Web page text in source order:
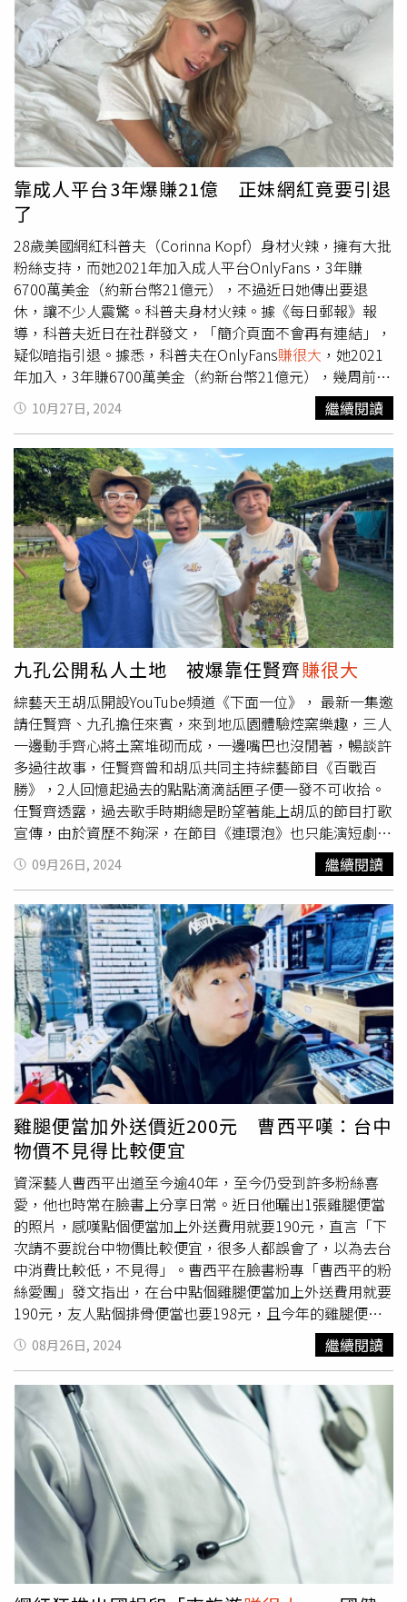
1999年成立，主要業務為汽機車貸款等。去年「山道猴子
的一生」影片掀起「先買後付」年輕人揹債，立委點名台股
上市的三家融資租賃公司中租-KY、和潤企業及裕融，而被
外界稱為「薯條三兄弟」。此外，還有另一家上市的租賃公
司日盛台駿（6958）。新青安炒熱房市引發連鎖效應，銀
行房貸水位吃緊，央行9月推出第七波信用管制重創房市投
資客信心，在民眾申請房貸審核放緩，引起民怨之際，多位
財委會立委赫然發現，原來還有一些中小型建商面臨銀行無
法迅速核貸時，可改向融資公司借款，恐衍生「高利貸、套
利10％、買房成屋奴、建商養地炒房」等社會問題，要求金
管會納管。新青安房貸政策上路一年來炒熱房市，連帶的銀
行房貸金額水位也跟著拉警報。（圖／報系資料）立委王世
堅指出，依《銀行法》第72-2條規定，國銀公股行庫放款不
動產既然不得超過存款餘額的30％，結果卻在融資租賃公司
這一端出現破口，形同規避《銀行法》房市信用管制，若流
入不動產業，銀行應立即收回款項。王世堅憂心忡忡地說，
「融資租賃公司恐怕成為打炒房破口」，以我國銀行（含民
營）貸放三大租賃業者（中租、和潤、裕融）的金額近
3900億元來說，最低利率僅0.49％，其中8家公股銀行（不
含中國輸出入銀）截至2024年初仍在貸放的授信餘額約
1359億元，且公股銀有授信利率僅0.95％。另一位立委郭
國文直指，「租賃業資金流向建商」的弔詭核心處，即是明
明就企業所需的生產機具、汽車等貸款，需有實際的抵押
品，理應擴及到營造業也應是類似，但看了財報才知融資公
司透過其所成立的投資公司，左手向公股等銀行借到2％利
率成本資金，右手再轉貸給建商利率高達12％～14％，這
是不是拿民眾存款的錢去「賺10％套利」，這是合法合規的
嗎？銀行應做好貸後管理。郭國文進一步點名融資租賃公司
「不是薯條三兄弟，根本是三土匪」，因為將近2000億元
借款來自公股行庫跟一般銀行，他們還另成立投資公司，放
款給中小型建商，融資套利高達10％以上。究竟融資租賃公
司該不該納入金融業，與金控、銀行、產壽險公司等受到金
管會監督管理？引發大眾兩極化的討論，反對者稱「我創業
銀行不借錢，幸虧有這些融資公司」，支持者則認為「一輛
幾年的機車可以當抵押品，借款30萬，利率又比銀行高很
多，會不會 賺很大」……。目前融資租賃公司的主管機關為
經濟部，非屬金融業，但對於「向銀行界借錢再轉借給建
商」「一般企業融資流向不動產」的情況，金管會主委彭金
隆清楚指出，「此作法明顯不符原始貸款目的」，已要求銀
行落實貸後管理，並儘速提出調查報告之外。彭金隆並允諾
努力今年年底前，公告指定融資租賃業納入《金融消費者保
護法》，僅是對其類似銀行的「行為」做出消費者保護規
範、相關罰則等，仍屬過渡性質，仍需設立專法才能管理機
構。
靠成人平台3年爆賺21億 正妹網紅竟要引退
了
28歲美國網紅科普夫（Corinna Kopf）身材火辣，擁有大批
粉絲支持，而她2021年加入成人平台OnlyFans，3年賺
6700萬美金（約新台幣21億元），不過近日她傳出要退
休，讓不少人震驚。科普夫身材火辣。據《每日郵報》報
導，科普夫近日在社群發文，「簡介頁面不會再有連結」，
疑似暗指引退。據悉，科普夫在OnlyFans賺很大 ，她2021
年加入，3年賺6700萬美金（約新台幣21億元），幾周前，
她也在直播中透露這消息。當科普夫向朋友秀收入，大家都
感到震驚，因為她賺了21億。網紅朋友多布里克（David
Dobrik）在YouTube頻道表示，科普夫在發布個人資料後的
48小時，她就賺100萬美元（約新台幣3208萬元）。而多布
里克也曾秀出科普夫的收入，在2021年6月至2022年2月，
她最高一個月賺236萬美元（約新台幣7570萬元）。科普夫
在Instagram上擁有650萬粉絲，在X有300萬粉絲，2016年
她也開YouTube頻道，目前超過169萬人訂閱，不過相比來
說，科普夫在YouTube較不活躍，最後一次更新影片在2020
年。引退消息一出，粉絲紛紛留言「她是OnlyFans的
Goat」、「恭喜！希望妳找到幸福」、「這比喬丹引退時
的打擊更大」。據Business Insider報導，數年前科普夫跟
社交媒體明星保羅曾短暫約會。
10月27日, 2024 繼續閱讀
九孔公開私人土地 被爆靠任賢齊賺很大
綜藝天王胡瓜開設YouTube頻道《下面一位》， 最新一集邀
請任賢齊、九孔擔任來賓，來到地瓜園體驗焢窯樂趣，三人
一邊動手齊心將土窯堆砌而成，一邊嘴巴也沒閒著，暢談許
多過往故事，任賢齊曾和胡瓜共同主持綜藝節目《百戰百
勝》，2人回憶起過去的點點滴滴話匣子便一發不可收拾。
任賢齊透露，過去歌手時期總是盼望著能上胡瓜的節目打歌
宣傳，由於資歷不夠深，在節目《連環泡》也只能演短劇，
沒有唱單歌的機會，慶幸受到連環泡的導播，同時也是《百
戰百勝》的製作人賞賜，讓任賢齊進入主持群，才有和胡瓜
一起合作的機會。隨後任賢齊請辭《百戰百勝》想認真在歌
手領域努力，胡瓜雖不捨但也暖心回覆，「如果不順利也沒
關係，永遠歡迎你回來！」一番話讓任賢齊感動至今。而九
孔和任賢齊相識20多年，2人在演藝圈裡是知名的至親好
友，胡瓜開玩笑虧九孔靠模仿任賢齊賺了不少錢，九孔馬上
辯解：「因為他不在台灣！我要幫他宣傳」。任賢齊馬上爆
料曾經有一場眾星雲集的萬人演唱會邀請，但自己苦無檔期
沒辦法接演，便向製作單位推薦九孔，說他可以模仿任賢齊
唱歌，也因為九孔能模仿的型態多元，價碼也隨之提升，沒
想到對方豪邁答應，讓九孔開玩笑表示：「我算是很公
道！」九孔也帶胡瓜和任賢齊到自己買下的一大片土地，分
享自己的夢想就是將這塊地打造成理想莊園，他在這邊蓋了
一棟房子，期待退休後做個快樂的農夫。不過沿路雜草叢
生，樹叢茂密到看不見前方的道路，車子直直衝的速度讓胡
瓜一臉害怕，沿途都拿著佛珠不肯鬆手，笑虧像是在演越野
探險電影。
09月26日, 2024 繼續閱讀
雞腿便當加外送價近200元 曹西平嘆：台中
物價不見得比較便宜
資深藝人曹西平出道至今逾40年，至今仍受到許多粉絲喜
愛，他也時常在臉書上分享日常。近日他曬出1張雞腿便當
的照片，感嘆點個便當加上外送費用就要190元，直言「下
次請不要說台中物價比較便宜，很多人都誤會了，以為去台
中消費比較低，不見得」。曹西平在臉書粉專「曹西平的粉
絲愛團」發文指出，在台中點個雞腿便當加上外送費用就要
190元，友人點個排骨便當也要198元，且今年的雞腿便當
幾乎都是破百元了，可能有人說還是有便宜的選項，但也是
看在哪裡，只有少數店家低於100元。曹西平曬出一張雞腿
便當的照片。（圖／臉書 曹西平的粉絲愛團）曹西平說，
下次請不要說台中物價比較便宜，很多人都誤會了，以為去
台中消費比較低，但也不見得，「不出門不知道物價，出了
門就知道物價在哪裡，餓了你還是要吃飯，那就要更認真去
工作、認真掙錢」。此文一出，便引起網友共鳴，留言表示
「真的，我上來新北之後覺得物價還比中部便宜」、「台中
吃的不會比雙北便宜」、「我覺得有些店家漲價，真的漲得
非常不合理，有時還偷偷雞腿縮水，以為消費者都不知道，
菜色也沒比較好，依舊是便宜的菜而已，實在是
「外送都是這種價位很合理，想要生活品質更好努力工作更
不能少，現在有工作做很幸福，至少能動還能了解外面的狀
08月26日, 2024 繼續閱讀